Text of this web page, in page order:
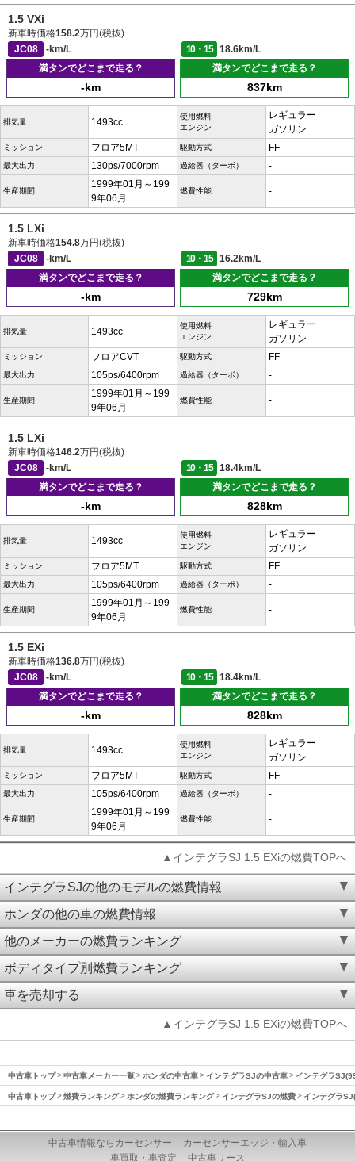
1.5 VXi
新車時価格158.2万円(税抜)
JC08
-km/L 10・15
18.6km/L
満タンでどこまで走る？
-km
満タンでどこまで走る？
837km
排気量 1493cc
使用燃料
エンジン
レギュラー
ガソリン
ミッション フロア5MT 駆動方式 FF
最大出力 130ps/7000rpm 過給器（ターボ） -
生産期間
1999年01月～199
9年06月
燃費性能 -
1.5 LXi
新車時価格154.8万円(税抜)
JC08
-km/L 10・15
16.2km/L
満タンでどこまで走る？
-km
満タンでどこまで走る？
729km
排気量 1493cc
使用燃料
エンジン
レギュラー
ガソリン
ミッション フロアCVT 駆動方式 FF
最大出力 105ps/6400rpm 過給器（ターボ） -
生産期間
1999年01月～199
9年06月
燃費性能 -
1.5 LXi
新車時価格146.2万円(税抜)
JC08
-km/L 10・15
18.4km/L
満タンでどこまで走る？
-km
満タンでどこまで走る？
828km
排気量 1493cc
使用燃料
エンジン
レギュラー
ガソリン
ミッション フロア5MT 駆動方式 FF
最大出力 105ps/6400rpm 過給器（ターボ） -
生産期間
1999年01月～199
9年06月
燃費性能 -
1.5 EXi
新車時価格136.8万円(税抜)
JC08
-km/L 10・15
18.4km/L
満タンでどこまで走る？
-km
満タンでどこまで走る？
828km
排気量 1493cc
使用燃料
エンジン
レギュラー
ガソリン
ミッション フロア5MT 駆動方式 FF
最大出力 105ps/6400rpm 過給器（ターボ） -
生産期間
1999年01月～199
9年06月
燃費性能 -
▲インテグラSJ 1.5 EXiの燃費TOPへ
インテグラSJの他のモデルの燃費情報
ホンダの他の車の燃費情報
他のメーカーの燃費ランキング
ボディタイプ別燃費ランキング
車を売却する
▲インテグラSJ 1.5 EXiの燃費TOPへ
中古車トップ 中古車メーカー一覧 ホンダの中古車 インテグラSJの中古車 インテグラ
中古車トップ 燃費ランキング ホンダの燃費ランキング インテグラSJの燃費 インテグラ
中古車情報ならカーセンサー
カーセンサーエッジ・輸入車
車買取・車査定
中古車リース